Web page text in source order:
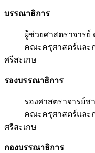
บรรณาธิการ
ผู้ช่วยศาสตราจารย์
คณะครุศาสตร์และกา
ศรีสะเกษ
รองบรรณาธิการ
รองศาสตราจารย์ชา
คณะครุศาสตร์และกา
ศรีสะเกษ
กองบรรณาธิการ